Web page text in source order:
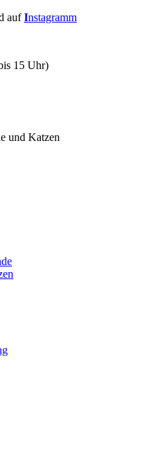
aufInstagramm
15 Uhr)
und Katzen